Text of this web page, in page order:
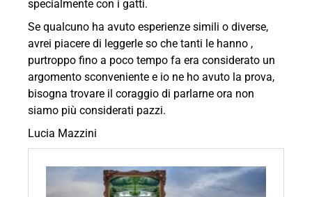
specialmente con i gatti.
Se qualcuno ha avuto esperienze simili o diverse,
avrei piacere di leggerle so che tanti le hanno ,
purtroppo fino a poco tempo fa era considerato un
argomento sconveniente e io ne ho avuto la prova,
bisogna trovare il coraggio di parlarne ora non
siamo più considerati pazzi.
Lucia Mazzini